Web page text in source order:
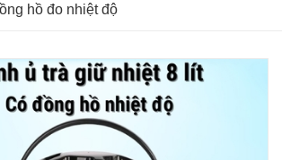
hồ đo nhiệt độ